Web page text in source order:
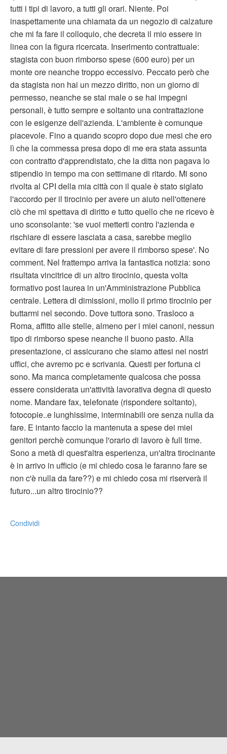
tutti i tipi di lavoro, a tutti gli orari. Niente. Poi
inaspettamente una chiamata da un negozio di calzature
che mi fa fare il colloquio, che decreta il mio essere in
linea con la figura ricercata. Inserimento contrattuale:
stagista con buon rimborso spese (600 euro) per un
monte ore neanche troppo eccessivo. Peccato però che
da stagista non hai un mezzo diritto, non un giorno di
permesso, neanche se stai male o se hai impegni
personali, è tutto sempre e soltanto una contrattazione
con le esigenze dell'azienda. L'ambiente è comunque
piacevole. Fino a quando scopro dopo due mesi che ero
lì che la commessa presa dopo di me era stata assunta
con contratto d'apprendistato, che la ditta non pagava lo
stipendio in tempo ma con settimane di ritardo. Mi sono
rivolta al CPI della mia città con il quale è stato siglato
l'accordo per il tirocinio per avere un aiuto nell'ottenere
ciò che mi spettava di diritto e tutto quello che ne ricevo è
uno sconsolante: 'se vuoi metterti contro l'azienda e
rischiare di essere lasciata a casa, sarebbe meglio
evitare di fare pressioni per avere il rimborso spese'. No
comment. Nel frattempo arriva la fantastica notizia: sono
risultata vincitrice di un altro tirocinio, questa volta
formativo post laurea in un'Amministrazione Pubblica
centrale. Lettera di dimissioni, mollo il primo tirocinio per
buttarmi nel secondo. Dove tuttora sono. Trasloco a
Roma, affitto alle stelle, almeno per i miei canoni, nessun
tipo di rimborso spese neanche il buono pasto. Alla
presentazione, ci assicurano che siamo attesi nei nostri
uffici, che avremo pc e scrivania. Questi per fortuna ci
sono. Ma manca completamente qualcosa che possa
essere considerata un'attività lavorativa degna di questo
nome. Mandare fax, telefonate (rispondere soltanto),
fotocopie..e lunghissime, interminabili ore senza nulla da
fare. E intanto faccio la mantenuta a spese dei miei
genitori perchè comunque l'orario di lavoro è full time.
Sono a metà di quest'altra esperienza, un'altra tirocinante
è in arrivo in ufficio (e mi chiedo cosa le faranno fare se
non c'è nulla da fare??) e mi chiedo cosa mi riserverà il
futuro...un altro tirocinio??
Condividi